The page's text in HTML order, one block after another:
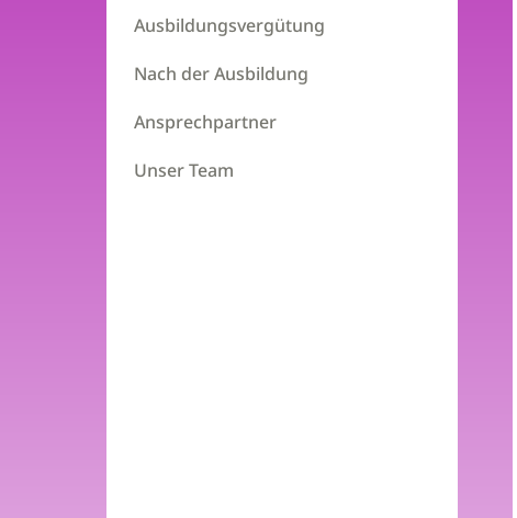
Ausbildungsvergütung
Nach der Ausbildung
Ansprechpartner
Unser Team